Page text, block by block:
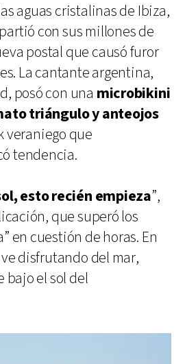
aguas cristalinas de Ibiza,
con sus millones de
postal que causó furor
La cantante argentina,
posó con una microbikini
triángulo y anteojos
veraniego que
tendencia.
esto recién empieza”,
que superó los
en cuestión de horas. En
disfrutando del mar,
bajo el sol del